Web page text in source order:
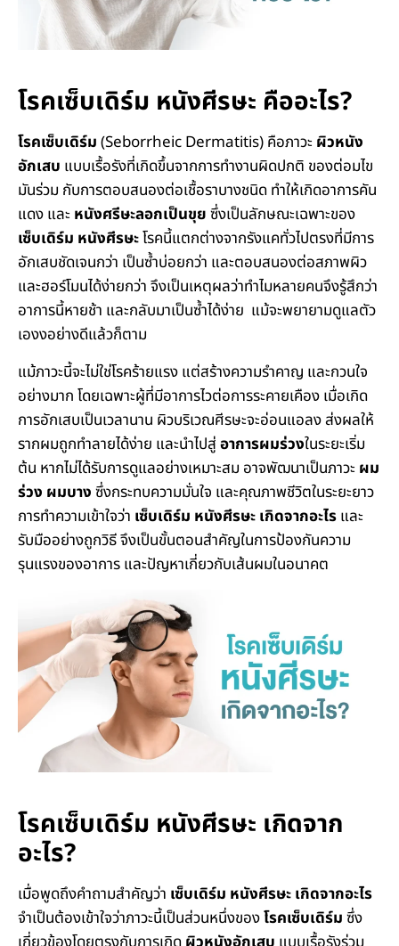
โรคเซ็บเดิร์ม หนังศีรษะ คืออะไร?
โรคเซ็บเดิร์ม(Seborrheic Dermatitis) คือภาวะ ผิวหนัง
อักเสบ แบบเรื้อรังที่เกิดขึ้นจากการทำงานผิดปกติ ของต่อมไข
มันร่วม กับการตอบสนองต่อเชื้อราบางชนิด ทำให้เกิดอาการคัน
แดง และ หนังศรีษะลอกเป็นขุยซึ่งเป็นลักษณะเฉพาะของ
เซ็บเดิร์ม หนังศีรษะโรคนี้แตกต่างจากรังแคทั่วไปตรงที่มีการ
อักเสบชัดเจนกว่า เป็นซ้ำบ่อยกว่า และตอบสนองต่อสภาพผิว
และฮอร์โมนได้ง่ายกว่า จึงเป็นเหตุผลว่าทำไมหลายคนจึงรู้สึกว่า
อาการนี้หายช้า และกลับมาเป็นซ้ำได้ง่าย แม้จะพยายามดูแลตัว
เองงอย่างดีแล้วก็ตาม
แม้ภาวะนี้จะไม่ใช่โรคร้ายแรง แต่สร้างความรำคาญ และกวนใจ
อย่างมาก โดยเฉพาะผู้ที่มีอาการไวต่อการระคายเคือง เมื่อเกิด
การอักเสบเป็นเวลานาน ผิวบริเวณศีรษะจะอ่อนแอลง ส่งผลให้
รากผมถูกทำลายได้ง่าย และนำไปสู่อาการผมร่วงในระยะเริ่ม
ต้น หากไม่ได้รับการดูแลอย่างเหมาะสม อาจพัฒนาเป็นภาวะ ผม
ร่วง ผมบางซึ่งกระทบความมั่นใจ และคุณภาพชีวิตในระยะยาว
การทำความเข้าใจว่า เซ็บเดิร์ม หนังศีรษะ เกิดจากอะไรและ
รับมืออย่างถูกวิธี จึงเป็นขั้นตอนสำคัญในการป้องกันความ
รุนแรงของอาการ และปัญหาเกี่ยวกับเส้นผมในอนาคต
โรคเซ็บเดิร์ม หนังศีรษะ เกิดจาก
อะไร?
เมื่อพูดถึงคำถามสำคัญว่า เซ็บเดิร์ม หนังศีรษะ เกิดจากอะไร
จำเป็นต้องเข้าใจว่าภาวะนี้เป็นส่วนหนึ่งของโรคเซ็บเดิร์มซึ่ง